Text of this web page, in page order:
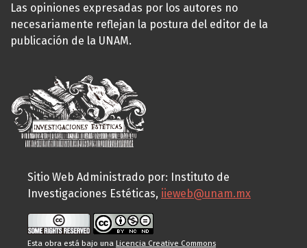
Las opiniones expresadas por los autores no
necesariamente reflejan la postura del editor de la
publicación de la UNAM.
Sitio Web Administrado por: Instituto de
Investigaciones Estéticas, iieweb@unam.mx
Esta obra está bajo una Licencia Creative Commons